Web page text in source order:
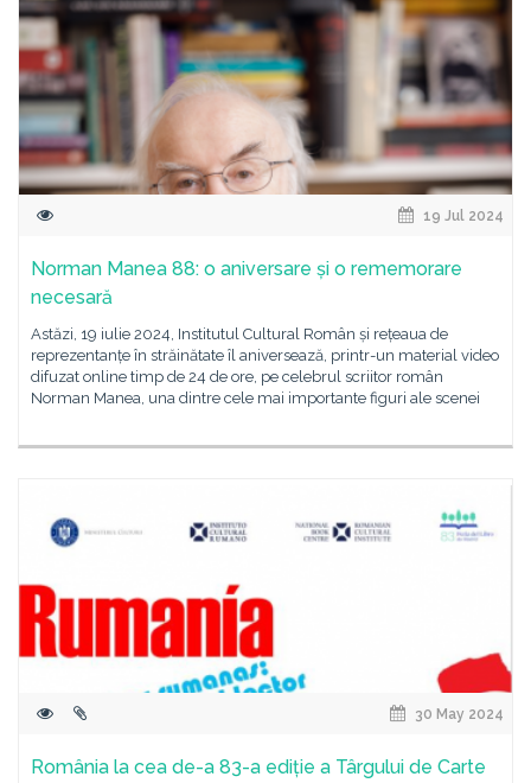
19 Jul 2024
Norman Manea 88: o aniversare și o rememorare
necesară
Astăzi, 19 iulie 2024, Institutul Cultural Român și rețeaua de
reprezentanțe în străinătate îl aniversează, printr-un material video
difuzat online timp de 24 de ore, pe celebrul scriitor român
Norman Manea, una dintre cele mai importante figuri ale scenei
30 May 2024
România la cea de-a 83-a ediție a Târgului de Carte